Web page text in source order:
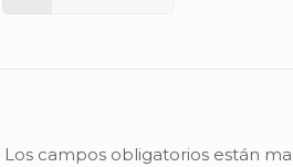
Los campos obligatorios están